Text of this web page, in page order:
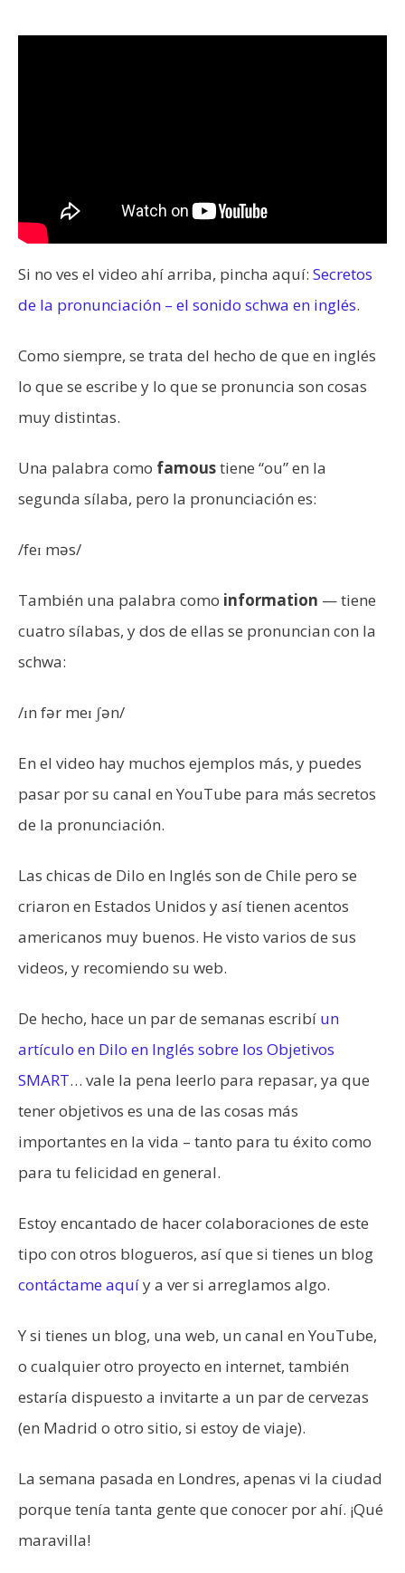
Si no ves el video ahí arriba, pincha aquí: Secretos
de la pronunciación – el sonido schwa en inglés.
Como siempre, se trata del hecho de que en inglés
lo que se escribe y lo que se pronuncia son cosas
muy distintas.
Una palabra como famoustiene “ou” en la
segunda sílaba, pero la pronunciación es:
/feɪ məs/
También una palabra como information — tiene
cuatro sílabas, y dos de ellas se pronuncian con la
schwa:
/ɪn fər meɪ ʃən/
En el video hay muchos ejemplos más, y puedes
pasar por su canal en YouTube para más secretos
de la pronunciación.
Las chicas de Dilo en Inglés son de Chile pero se
criaron en Estados Unidos y así tienen acentos
americanos muy buenos. He visto varios de sus
videos, y recomiendo su web.
De hecho, hace un par de semanas escribí un
artículo en Dilo en Inglés sobre los Objetivos
SMART… vale la pena leerlo para repasar, ya que
tener objetivos es una de las cosas más
importantes en la vida – tanto para tu éxito como
para tu felicidad en general.
Estoy encantado de hacer colaboraciones de este
tipo con otros blogueros, así que si tienes un blog
contáctame aquíy a ver si arreglamos algo.
Y si tienes un blog, una web, un canal en YouTube,
o cualquier otro proyecto en internet, también
estaría dispuesto a invitarte a un par de cervezas
(en Madrid o otro sitio, si estoy de viaje).
La semana pasada en Londres, apenas vi la ciudad
porque tenía tanta gente que conocer por ahí. ¡Qué
maravilla!